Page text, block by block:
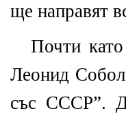
ще направят
Почти
Леонид
със СССР”.